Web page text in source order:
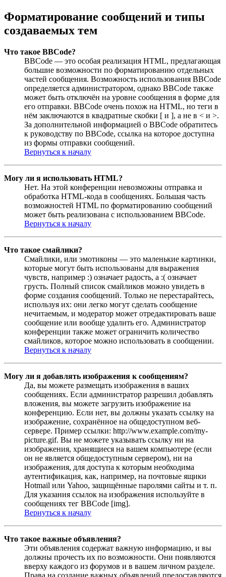
Форматирование сообщений и типы
создаваемых тем
Что такое BBCode?
BBCode — это особая реализация HTML, предлагающая
большие возможности по форматированию отдельных
частей сообщения. Возможность использования BBCode
определяется администратором, однако BBCode также
может быть отключён на уровне сообщения в форме для
его отправки. BBCode очень похож на HTML, но теги в
нём заключаются в квадратные скобки [ и ], а не в < и >.
За дополнительной информацией о BBCode обратитесь
к руководству по BBCode, ссылка на которое доступна
из формы отправки сообщений.
Вернуться к началу
Могу ли я использовать HTML?
Нет. На этой конференции невозможны отправка и
обработка HTML-кода в сообщениях. Большая часть
возможностей HTML по форматированию сообщений
может быть реализована с использованием BBCode.
Вернуться к началу
Что такое смайлики?
Смайлики, или эмотиконы — это маленькие картинки,
которые могут быть использованы для выражения
чувств, например :) означает радость, а :( означает
грусть. Полный список смайликов можно увидеть в
форме создания сообщений. Только не перестарайтесь,
используя их: они легко могут сделать сообщение
нечитаемым, и модератор может отредактировать ваше
сообщение или вообще удалить его. Администратор
конференции также может ограничить количество
смайликов, которое можно использовать в сообщении.
Вернуться к началу
Могу ли я добавлять изображения к сообщениям?
Да, вы можете размещать изображения в ваших
сообщениях. Если администратор разрешил добавлять
вложения, вы можете загрузить изображение на
конференцию. Если нет, вы должны указать ссылку на
изображение, сохранённое на общедоступном веб-
сервере. Пример ссылки: http://www.example.com/my-
picture.gif. Вы не можете указывать ссылку ни на
изображения, хранящиеся на вашем компьютере (если
он не является общедоступным сервером), ни на
изображения, для доступа к которым необходима
аутентификация, как, например, на почтовые ящики
Hotmail или Yahoo, защищённые паролями сайты и т. п.
Для указания ссылок на изображения используйте в
сообщениях тег BBCode [img].
Вернуться к началу
Что такое важные объявления?
Эти объявления содержат важную информацию, и вы
должны прочесть их по возможности. Они появляются
вверху каждого из форумов и в вашем личном разделе.
Права на создание важных объявлений предоставляются